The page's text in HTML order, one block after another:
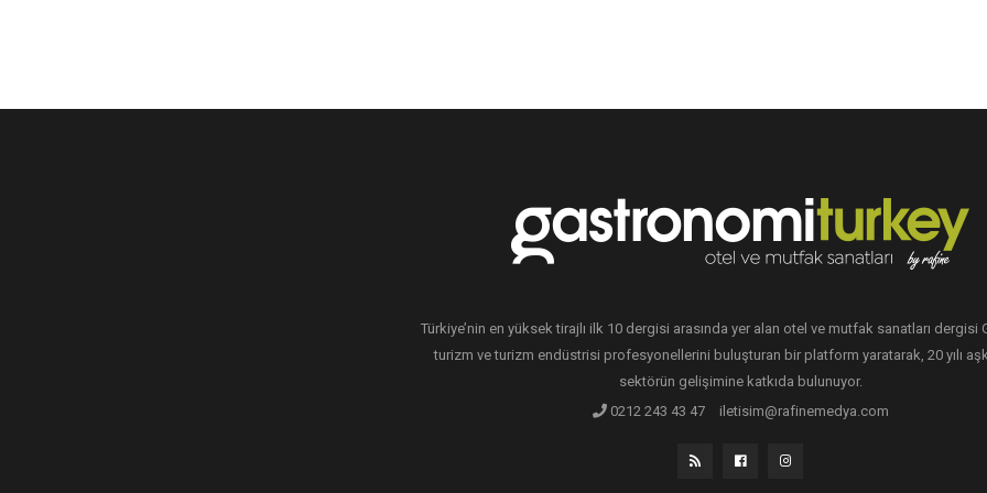
Türkiye’nin en yüksek tirajlı ilk 10 dergisi arasında yer alan otel ve mutfak sanatları dergisi
turizm ve turizm endüstrisi profesyonellerini buluşturan bir platform yaratarak, 20 yılı
sektörün gelişimine katkıda bulunuyor.
0212 243 43 47
iletisim@rafinemedya.com